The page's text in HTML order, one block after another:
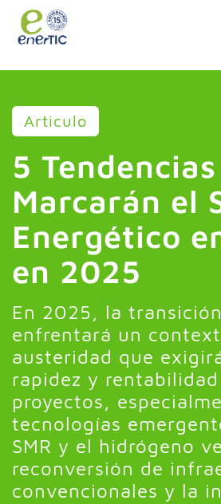
Articulo
5
Marcarán el
Energético
en 2025
En 2025, la
enfrentará un
austeridad que
rapidez y
proyectos,
tecnologías
SMR y el hidrógeno
reconversión de
convencionales y la